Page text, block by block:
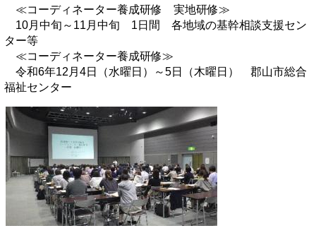
≪コーディネーター養成研修 実地研修≫
10月中旬～11月中旬 1日間 各地域の基幹相談支援セン
ター等
≪コーディネーター養成研修≫
令和6年12月4日（水曜日）～5日（木曜日） 郡山市総合
福祉センター